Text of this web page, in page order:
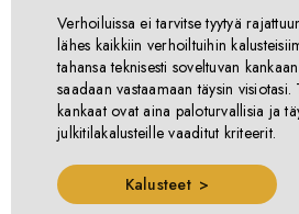
Verhoiluissa ei tarvitse tyytyä
lähes kaikkiin verhoiltuihin
tahansa teknisesti soveltuvan
saadaan vastaamaan täysin
kankaat ovat aina paloturvallisia ja
julkitilakalusteille vaaditut kriteerit.
Kalusteet